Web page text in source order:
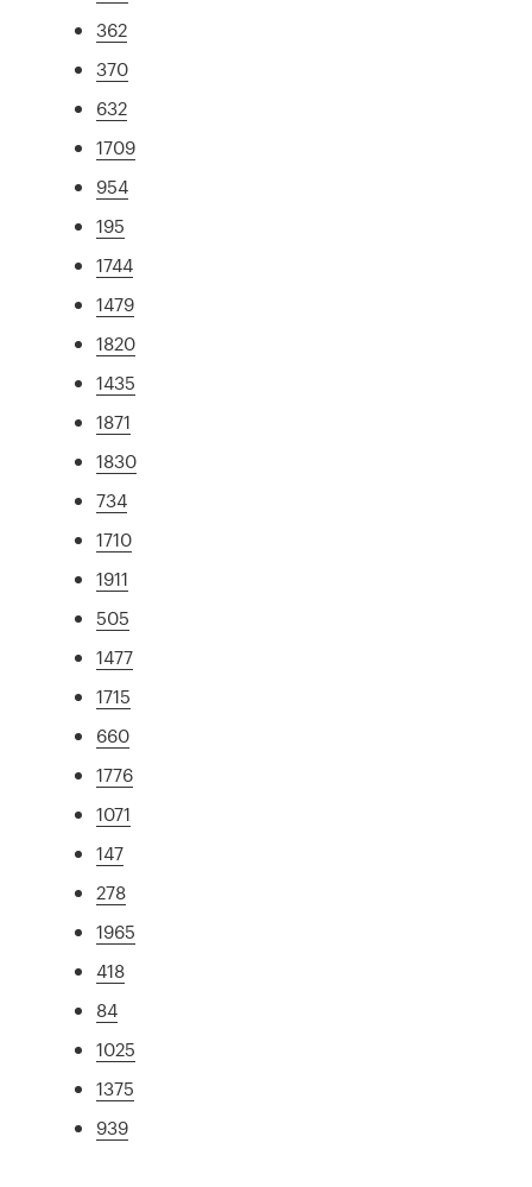
362
370
632
1709
954
195
1744
1479
1820
1435
1871
1830
734
1710
1911
505
1477
1715
660
1776
1071
147
278
1965
418
84
1025
1375
939